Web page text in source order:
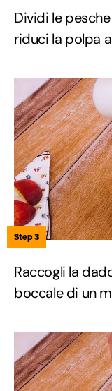
Dividi le
riduci la polpa
Step 3
Raccogli la
boccale di un